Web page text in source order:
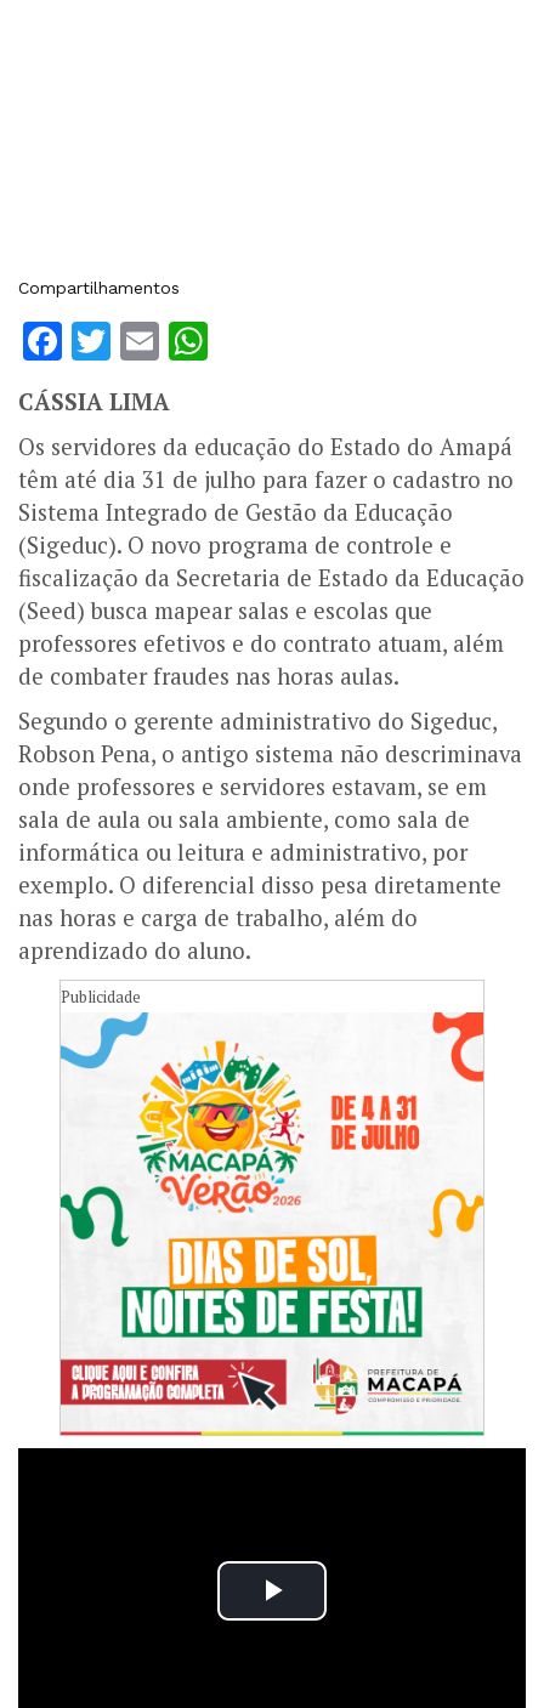
Compartilhamentos
Facebook
Twitter
Email
CÁSSIA LIMA
Os servidores da educação do Estado do Amapá
têm até dia 31 de julho para fazer o cadastro no
Sistema Integrado de Gestão da Educação
(Sigeduc). O novo programa de controle e
fiscalização da Secretaria de Estado da Educação
(Seed) busca mapear salas e escolas que
professores efetivos e do contrato atuam, além
de combater fraudes nas horas aulas.
Segundo o gerente administrativo do Sigeduc,
Robson Pena, o antigo sistema não descriminava
onde professores e servidores estavam, se em
sala de aula ou sala ambiente, como sala de
informática ou leitura e administrativo, por
exemplo. O diferencial disso pesa diretamente
nas horas e carga de trabalho, além do
aprendizado do aluno.
Publicidade